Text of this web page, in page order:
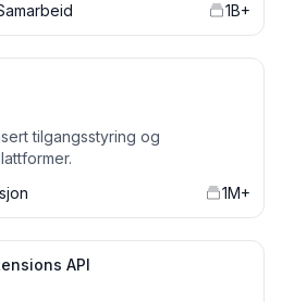
1B+
tilgangsstyring og
1M+
API